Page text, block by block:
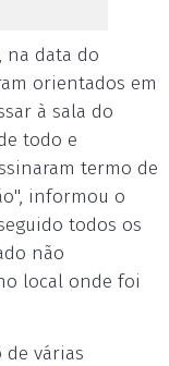
na data do
orientados em
à sala do
todo e
termo de
informou o
todos os
não
local onde foi
várias